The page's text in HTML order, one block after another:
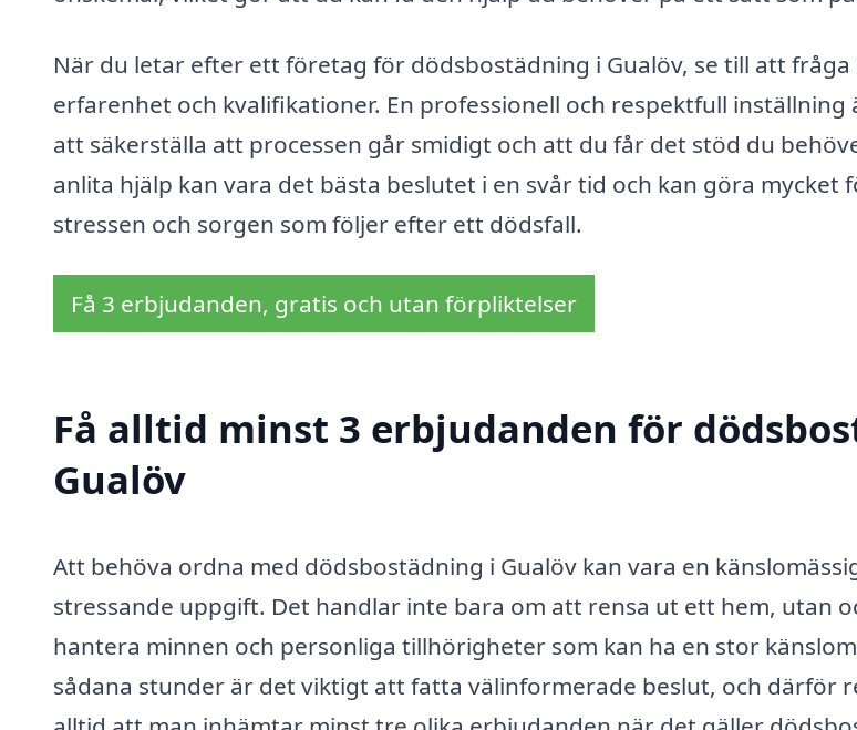
När du letar efter ett företag för dödsbostädning i Gualöv, se till att fråga
erfarenhet och kvalifikationer. En professionell och respektfull
att säkerställa att processen går smidigt och att du får det stöd du
anlita hjälp kan vara det bästa beslutet i en svår tid och kan göra mycket
stressen och sorgen som följer efter ett dödsfall.
Få 3 erbjudanden, gratis och utan förpliktelser
Få alltid minst 3 erbjudanden för
Gualöv
Att behöva ordna med dödsbostädning i Gualöv kan vara en
stressande uppgift. Det handlar inte bara om att rensa ut ett hem, utan
hantera minnen och personliga tillhörigheter som kan ha en stor
sådana stunder är det viktigt att fatta välinformerade beslut, och därför